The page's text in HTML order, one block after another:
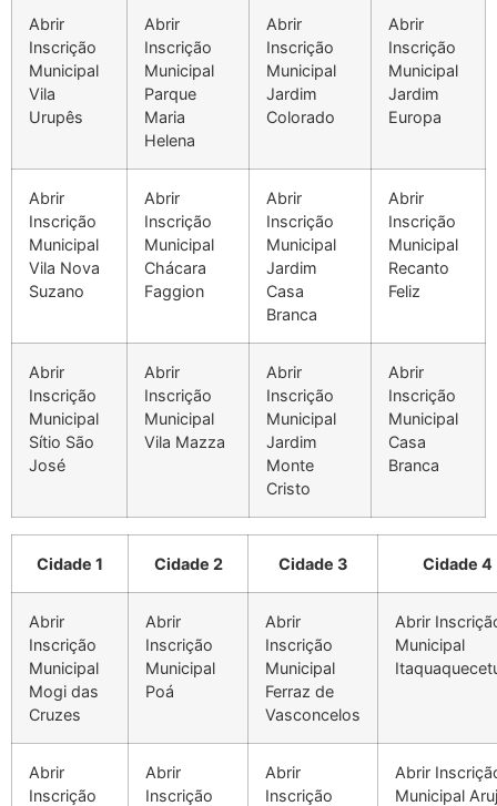
Abrir
Inscrição
Municipal
Vila
Urupês
Abrir
Inscrição
Municipal
Parque
Maria
Helena
Abrir
Inscrição
Municipal
Jardim
Colorado
Abrir
Inscrição
Municipal
Jardim
Europa
Abrir
Inscrição
Municipal
Vila Nova
Suzano
Abrir
Inscrição
Municipal
Chácara
Faggion
Abrir
Inscrição
Municipal
Jardim
Casa
Branca
Abrir
Inscrição
Municipal
Recanto
Feliz
Abrir
Inscrição
Municipal
Sítio São
José
Abrir
Inscrição
Municipal
Vila Mazza
Abrir
Inscrição
Municipal
Jardim
Monte
Cristo
Abrir
Inscrição
Municipal
Casa
Branca
Cidade 1 Cidade 2 Cidade 3 Cidade 4
Abrir
Inscrição
Municipal
Mogi das
Cruzes
Abrir
Inscrição
Municipal
Poá
Abrir
Inscrição
Municipal
Ferraz de
Vasconcelos
Abrir
Municipal
Abrir
Inscrição
Abrir
Inscrição
Abrir
Inscrição
Abrir
Municipal